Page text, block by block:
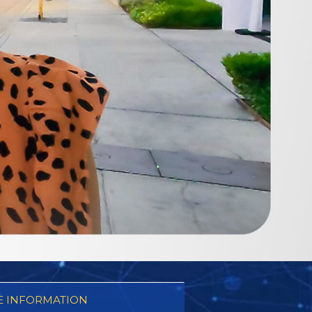
INFORMATION